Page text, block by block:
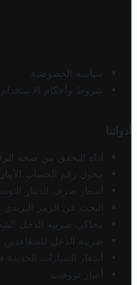
سياسة الخصوصية
شروط وأحكام الاستخدام
أدواتنا
أداة التحقق من صحة
محول رقم الحساب
أسعار صرف الدينار
البحث عن الرمز
محاكي ضريبة الدخل
ضريبة الدخل
أسعار السيارات
أخبار تروفيت